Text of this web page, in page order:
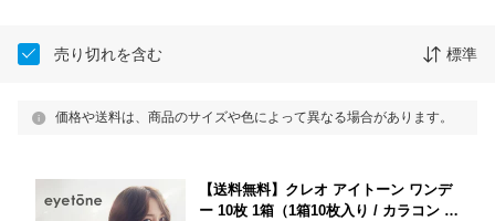
売り切れを含む 標準
価格や送料は、商品のサイズや色によって異なる場合があります。
【送料無料】クレオ アイトーン ワンデ
ー 10枚 1箱（1箱10枚入り / カラコン ワ